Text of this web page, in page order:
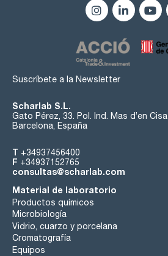
Suscríbete a la Newsletter
Scharlab S.L.
Gato Pérez, 33. Pol. Ind. Mas d’en
Barcelona, España
T +34937456400
F +34937152765
consultas@scharlab.com
Material de laboratorio
Productos químicos
Microbiología
Vidrio, cuarzo y porcelana
Cromatografía
Equipos